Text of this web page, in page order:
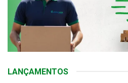
LANÇAMENTOS